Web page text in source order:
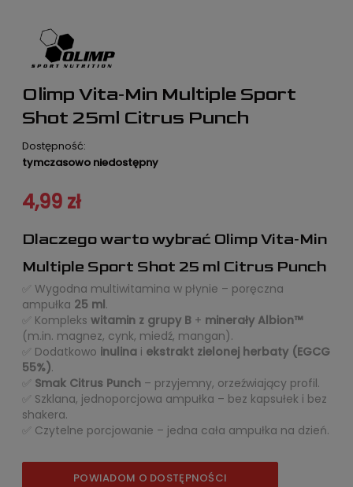
Olimp Vita‑Min Multiple Sport
Shot 25ml Citrus Punch
Dostępność:
tymczasowo niedostępny
4,99 zł
Dlaczego warto wybrać Olimp Vita‑Min
Multiple Sport Shot 25 ml Citrus Punch
✅ Wygodna multiwitamina w płynie – poręczna
ampułka 25 ml.
✅ Kompleks witamin z grupy B + minerały Albion™
(m.in. magnez, cynk, miedź, mangan).
✅ Dodatkowo inulina i ekstrakt zielonej herbaty (EGCG
55%).
Smak Citrus Punch – przyjemny, orzeźwiający profil.
✅ Szklana, jednoporcjowa ampułka – bez kapsułek i bez
shakera.
✅ Czytelne porcjowanie – jedna cała ampułka na dzień.
POWIADOM O DOSTĘPNOŚCI